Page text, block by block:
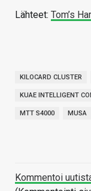
Lähteet: Tom’s
KILOCARD CLUSTER
KUAE INTELLIGENT
MTT S4000 MUSA
Kommentoi